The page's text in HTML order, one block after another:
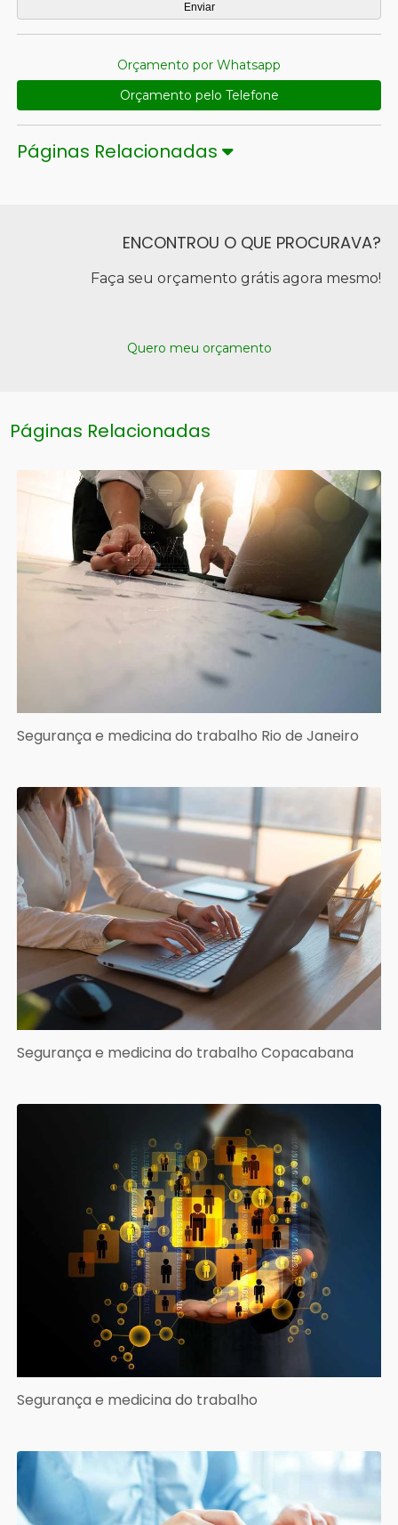
Orçamento por Whatsapp
Orçamento pelo Telefone
Páginas Relacionadas
ENCONTROU O QUE PROCURAVA?
Faça seu orçamento grátis agora mesmo!
Quero meu orçamento
Páginas Relacionadas
Segurança e medicina do trabalho Rio de Janeiro
Segurança e medicina do trabalho Copacabana
Segurança e medicina do trabalho